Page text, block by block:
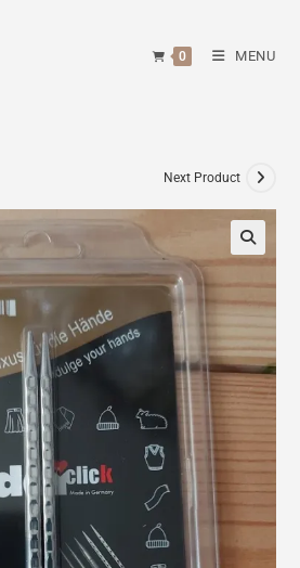
0 MENU
Next Product